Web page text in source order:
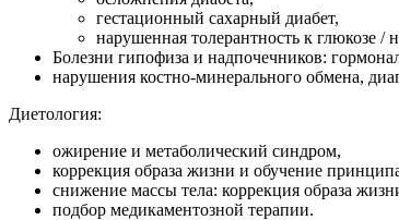
гестационный сахарный диабет,
нарушенная толерантность к глюкозе /
Болезни гипофиза и надпочечников:
нарушения костно-минерального обмена,
Диетология:
ожирение и метаболический синдром,
коррекция образа жизни и обучение
снижение массы тела: коррекция образа
подбор медикаментозной терапии.